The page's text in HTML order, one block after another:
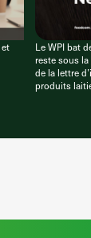
Le WPI bat
reste sous
de la lettre
produits